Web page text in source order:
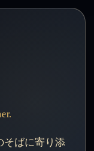
そばに寄り添